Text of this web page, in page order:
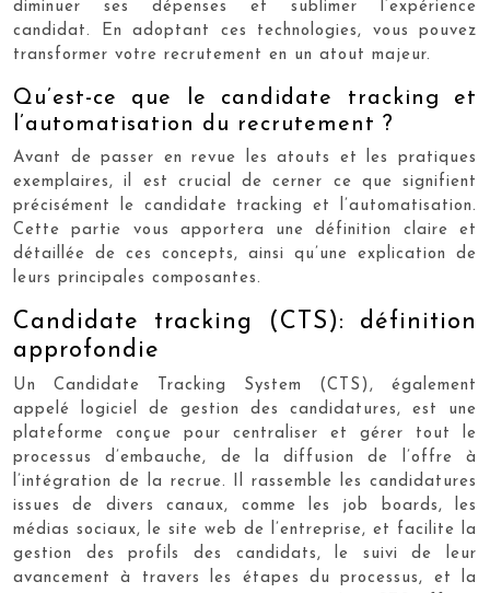
diminuer ses dépenses et sublimer l’expérience
candidat. En adoptant ces technologies, vous pouvez
transformer votre recrutement en un atout majeur.
Qu’est-ce que le candidate tracking et
l’automatisation du recrutement ?
Avant de passer en revue les atouts et les pratiques
exemplaires, il est crucial de cerner ce que signifient
précisément le candidate tracking et l’automatisation.
Cette partie vous apportera une définition claire et
détaillée de ces concepts, ainsi qu’une explication de
leurs principales composantes.
Candidate tracking (CTS): définition
approfondie
Un Candidate Tracking System (CTS), également
appelé logiciel de gestion des candidatures, est une
plateforme conçue pour centraliser et gérer tout le
processus d’embauche, de la diffusion de l’offre à
l’intégration de la recrue. Il rassemble les candidatures
issues de divers canaux, comme les job boards, les
médias sociaux, le site web de l’entreprise, et facilite la
gestion des profils des candidats, le suivi de leur
avancement à travers les étapes du processus, et la